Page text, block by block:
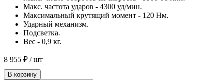
Макс. частота ударов - 4300 уд/мин.
Максимальный крутящий момент - 120 Нм.
Ударный механизм.
Подсветка.
Вес - 0,9 кг.
8 955 ₽ / шт
В корзину